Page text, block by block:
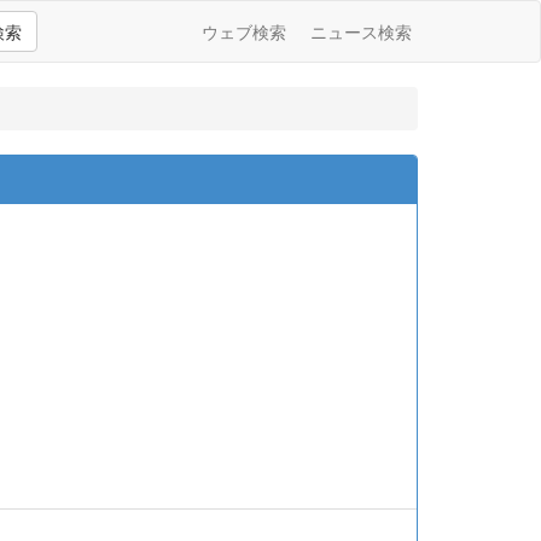
索 ウェブ検索 ニュース検索